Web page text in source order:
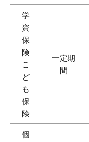
学
資
保
険
こ
ど
も
保
険
一定期
間
個